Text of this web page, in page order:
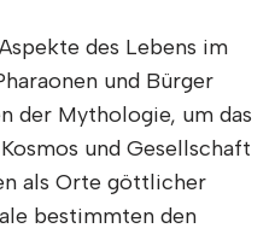
des Lebens im
und Bürger
der Mythologie, um das
und Gesellschaft
als Orte göttlicher
bestimmten den